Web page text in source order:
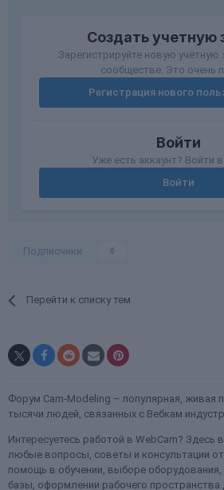
Создать учетную
Зарегистрируйте новую учётную
сообществе. Это очень
Регистрация нового
Войти
Уже есть аккаунт? Войти в
Войти
Подписчики 0
Перейти к списку тем
Форум Cam-Modeling – популярная, живая
тысячи людей, связанных с Вебкам
Интересуетесь работой в WebCam? Здесь
любые вопросы, советы и консультации
помощь в обучении, выборе оборудования,
базы, оформлении рабочего